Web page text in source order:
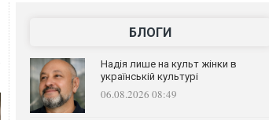
БЛОГИ
Надія лише на культ жінки в
українській культурі
06.08.2026 08:49